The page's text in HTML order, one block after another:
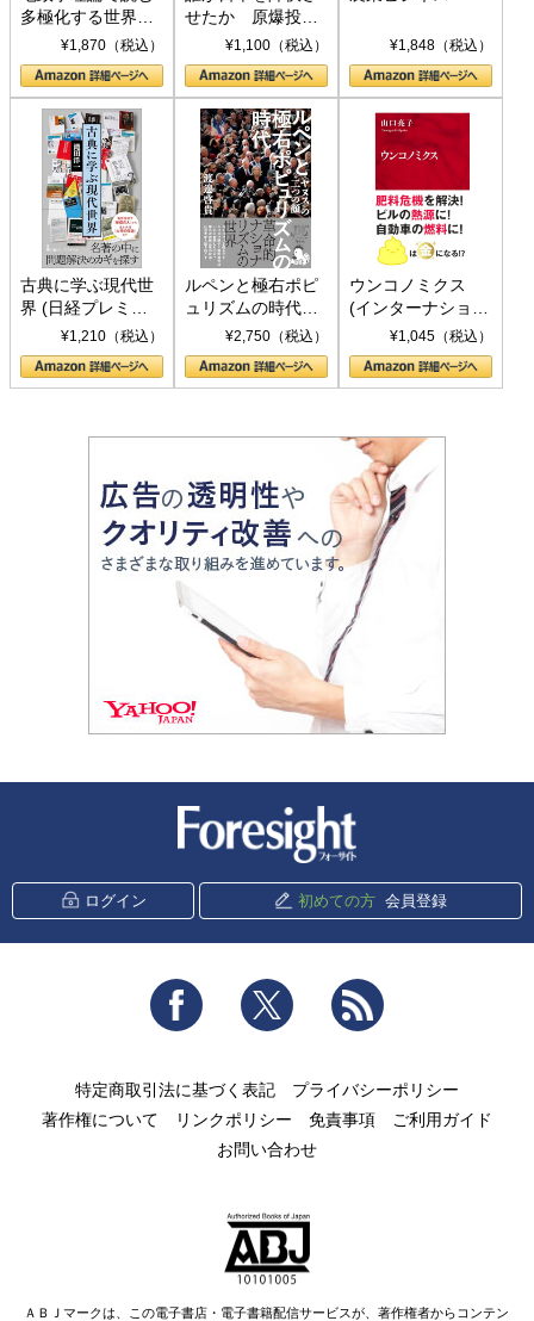
多極化する世界：
トランプとBRICS
の挑戦
¥1,870（税込）
せたか 原爆投
下、ソ連参戦、そ
して聖断 (PHP新
書)
¥1,100（税込） ¥1,848（税込）
古典に学ぶ現代世
界 (日経プレミア
シリーズ)¥1,210（税込）
ルペンと極右ポピ
ュリズムの時代：
〈ヤヌス〉の二つ
の顔
¥2,750（税込）
ウンコノミクス
(インターナショナ
ル新書)¥1,045（税込）
ログイン 初めての方 会員登録
Facebook Twitter
特定商取引法に基づく表記
プライバシーポリシー
著作権について
リンクポリシー 免責事項
ご利用ガイド
お問い合わせ
ＡＢＪマークは、この電子書店・電子書籍配信サービスが、著作権者からコンテン